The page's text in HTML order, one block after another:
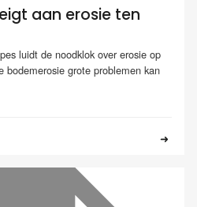
aan erosie ten
luidt de noodklok over erosie op
grote problemen kan